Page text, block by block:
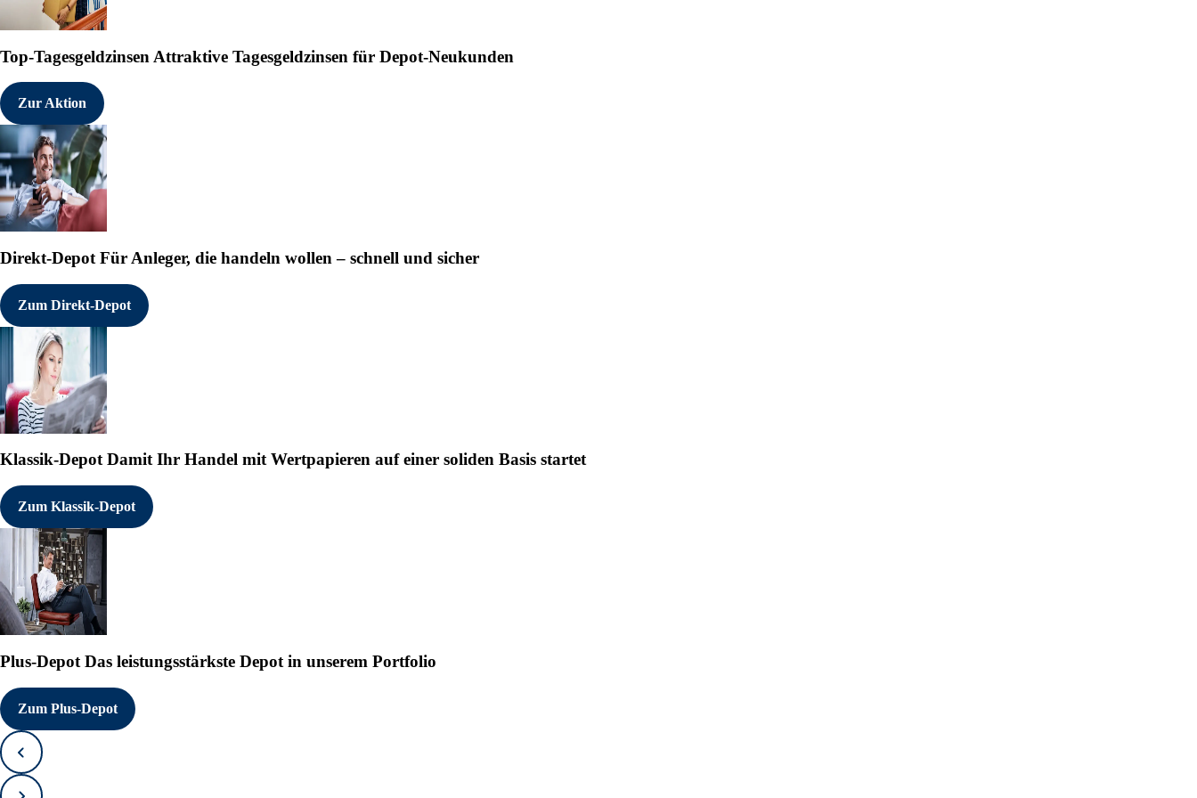
Top-Tagesgeldzinsen Attraktive Tagesgeldzinsen für Depot-Neukunden
Zur Aktion
Direkt-Depot Für Anleger, die handeln wollen – schnell und sicher
Zum Direkt-Depot
Klassik-DepotDamit Ihr Handel mit Wertpapieren auf einer soliden Basis startet
Zum Klassik-Depot
Plus-Depot Das leistungsstärkste Depot in unserem Portfolio
Zum Plus-Depot
Zurück